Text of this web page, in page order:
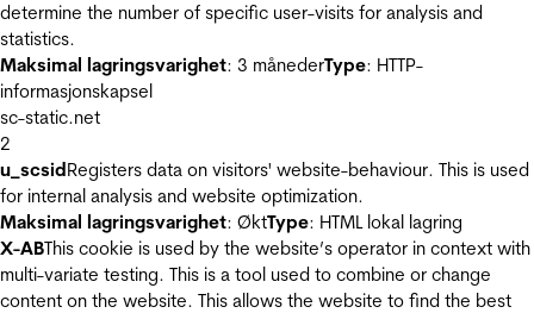
determine the number of specific user-visits for analysis and
statistics.
Maksimal lagringsvarighet: 3 månederType: HTTP-
informasjonskapsel
sc-static.net
2
u_scsidRegisters data on visitors' website-behaviour. This is used
for internal analysis and website optimization.
Maksimal lagringsvarighet: ØktType: HTML lokal lagring
X-ABThis cookie is used by the website’s operator in context with
multi-variate testing. This is a tool used to combine or change
content on the website. This allows the website to find the best